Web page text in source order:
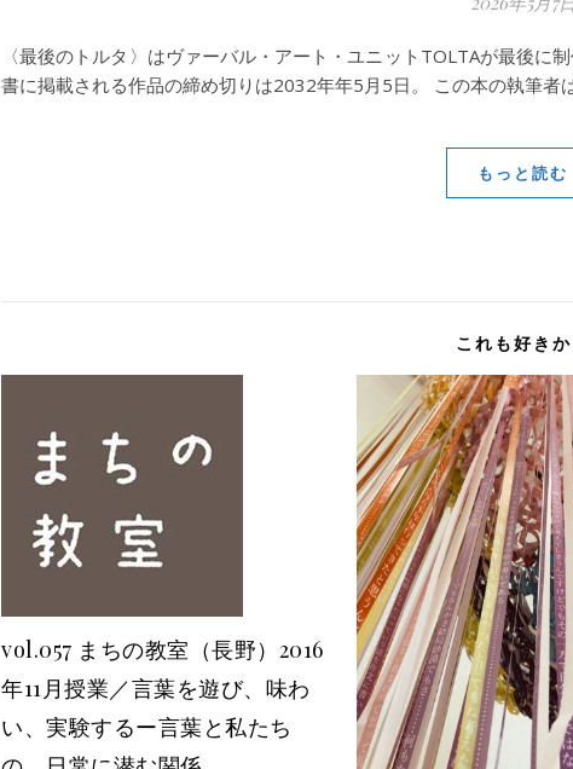
〈最後のトルタ〉はヴァーバル・アート・ユニットTOLTAが最後に
書に掲載される作品の締め切りは2032年年5月5日。 この本の執筆
もっと読む
これも好きか
vol.057 まちの教室（長野）2016
年11月授業／言葉を遊び、味わ
い、実験するー言葉と私たち